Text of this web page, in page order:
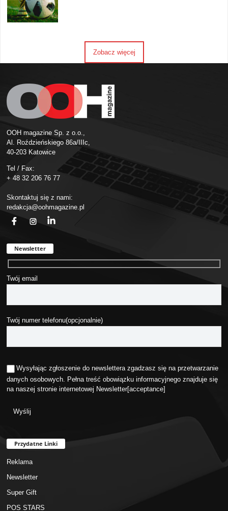
Zobacz więcej
OOH magazine Sp. z o.o.,
Al. Roździeńskiego 86a/IIIc,
40-203 Katowice
Tel / Fax:
+ 48 32 206 76 77
Skontaktuj się z nami:
redakcja@oohmagazine.pl
Newsletter
Twój email
Twój numer telefonu(opcjonalnie)
Wysyłając zgłoszenie do newslettera zgadzasz się na przetwarzanie
danych osobowych. Pełna treść obowiązku informacyjnego znajduje się
na naszej stronie internetowej Newsletter[acceptance]
Przydatne Linki
Reklama
Newsletter
Super Gift
POS STARS